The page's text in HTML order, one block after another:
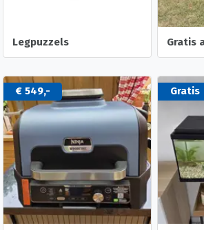
Legpuzzels
€ 549,- Gratis